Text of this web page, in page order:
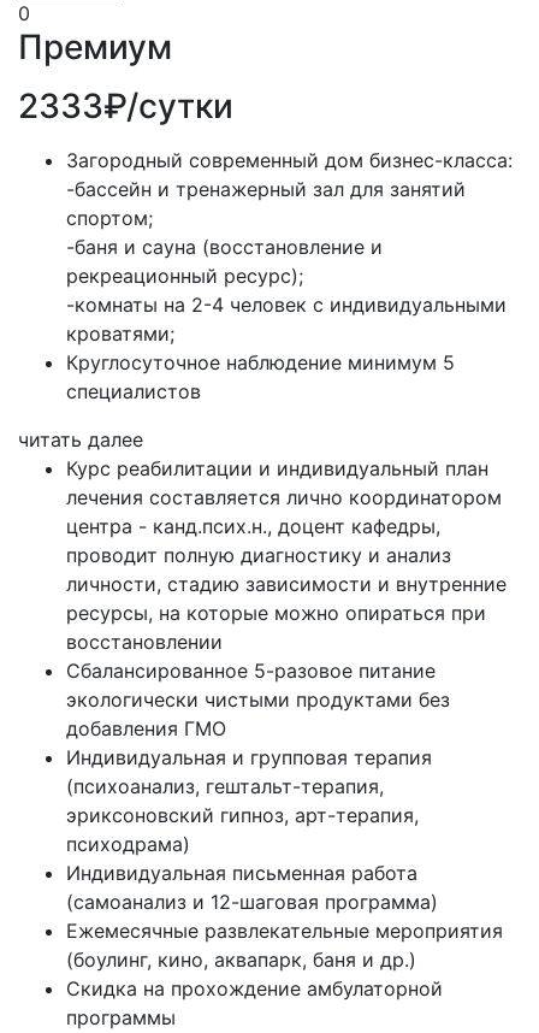
0
Премиум
2333₽/сутки
Загородный современный дом бизнес-класса:
-бассейн и тренажерный зал для занятий
спортом;
-баня и сауна (восстановление и
рекреационный ресурс);
-комнаты на 2-4 человек с индивидуальными
кроватями;
Круглосуточное наблюдение минимум 5
специалистов
читать далее
Курс реабилитации и индивидуальный план
лечения составляется лично координатором
центра - канд.псих.н., доцент кафедры,
проводит полную диагностику и анализ
личности, стадию зависимости и внутренние
ресурсы, на которые можно опираться при
восстановлении
Сбалансированное 5-разовое питание
экологически чистыми продуктами без
добавления ГМО
Индивидуальная и групповая терапия
(психоанализ, гештальт-терапия,
эриксоновский гипноз, арт-терапия,
психодрама)
Индивидуальная письменная работа
(самоанализ и 12-шаговая программа)
Ежемесячные развлекательные мероприятия
(боулинг, кино, аквапарк, баня и др.)
Скидка на прохождение амбулаторной
программы